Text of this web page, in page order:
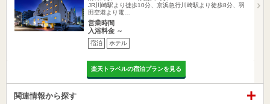
JR川崎駅より徒歩10分、京浜急行川崎駅より徒歩8分、羽
田空港より電…
営業時間
入浴料金 ～
宿泊 ホテル
楽天トラベルの宿泊プランを見る
関連情報から探す